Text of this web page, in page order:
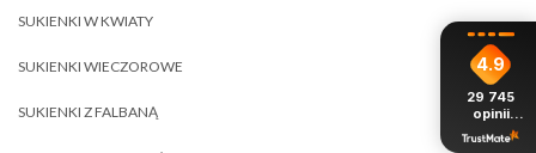
SUKIENKI W KWIATY
SUKIENKI WIECZOROWE
SUKIENKI Z FALBANĄ
4.9
29 745
opinii
z całego
okresu